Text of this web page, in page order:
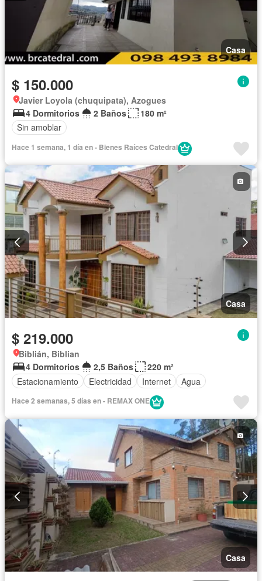
Casa
$ 150.000
Javier Loyola (chuquipata), Azogues
4 Dormitorios
2 Baños
180 m²
Sin amoblar
Hace 1 semana, 1 día en - Bienes Raíces Catedral
Casa
$ 219.000
Biblián, Biblian
4 Dormitorios
2,5 Baños
220 m²
Estacionamiento
Electricidad Internet Agua
Hace 2 semanas, 5 días en - REMAX ONE
Casa